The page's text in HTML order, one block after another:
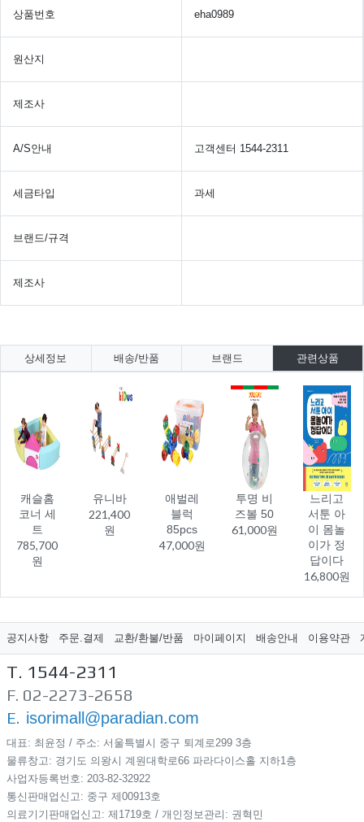
상품번호 eha0989
원산지
제조사
A/S안내 고객센터 1544-2311
세금타입 과세
브랜드/규격
제조사
상세정보 배송/반품 브랜드 관련상품
캐슬홈
코너 세
트
785,700
원
유니바
221,400
원
애벌레
블럭
85pcs
47,000원
투명 비
즈볼 50
61,000원
느리고
서툰 아
이 몸놀
이가 정
답이다
16,800원
공지사항 주문.결제 교환/환불/반품 마이페이지 배송안내 이용약관
T. 1544-2311
F. 02-2273-2658
E. isorimall@paradian.com
대표: 최윤정 / 주소: 서울특별시 중구 퇴계로299​ 3층
물류창고: 경기도 의왕시 계원대학로66 파라다이스홀 지하1층
사업자등록번호: 203-82-32922
통신판매업신고: 중구 제00913호
의료기기판매업신고: 제1719호 / 개인정보관리: 권혁민